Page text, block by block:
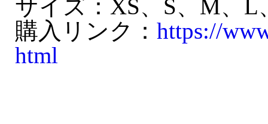
サイズ：XS、S、M、
購入リンク： https://
html